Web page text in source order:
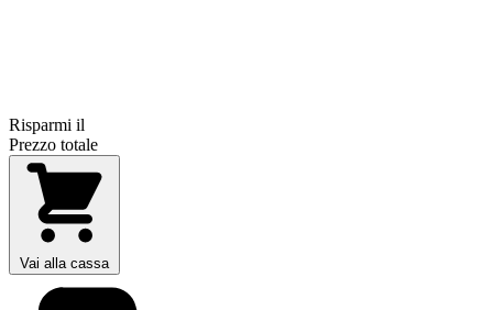
Risparmi il
Prezzo totale
Vai alla cassa